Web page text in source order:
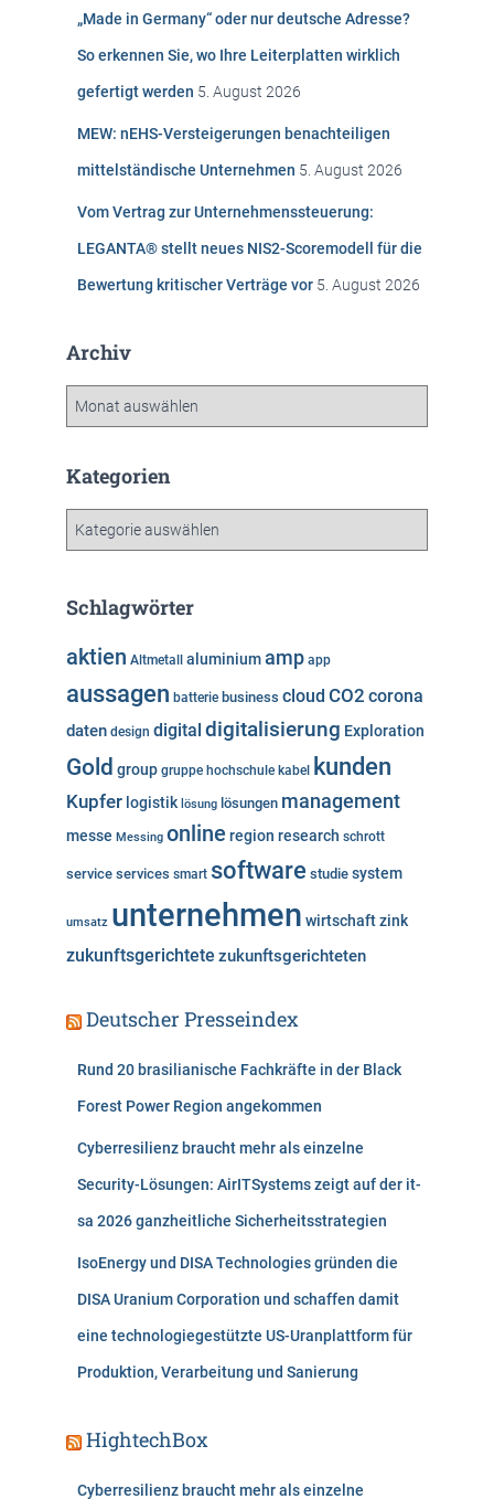
„Made in Germany“ oder nur deutsche Adresse?
So erkennen Sie, wo Ihre Leiterplatten wirklich
gefertigt werden 5. August 2026
MEW: nEHS-Versteigerungen benachteiligen
mittelständische Unternehmen 5. August 2026
Vom Vertrag zur Unternehmenssteuerung:
LEGANTA® stellt neues NIS2-Scoremodell für die
Bewertung kritischer Verträge vor 5. August 2026
Archiv
h
Kategorien
g
r
i
n
Schlagwörter
aktien Altmetall aluminiumamp app
aussagen batterie business cloud CO2 corona
daten design digital digitalisierung Exploration
Gold group gruppe hochschule kabel kunden
Kupfer logistik lösung lösungen management
messe Messing online region research schrott
service services smart software studie system
umsatz unternehmen wirtschaftzink
zukunftsgerichtete zukunftsgerichteten
Deutscher Presseindex
Rund 20 brasilianische Fachkräfte in der Black
Forest Power Region angekommen
Cyberresilienz braucht mehr als einzelne
Security-Lösungen: AirITSystems zeigt auf der it-
sa 2026 ganzheitliche Sicherheitsstrategien
IsoEnergy und DISA Technologies gründen die
DISA Uranium Corporation und schaffen damit
eine technologiegestützte US-Uranplattform für
Produktion, Verarbeitung und Sanierung
HightechBox
Cyberresilienz braucht mehr als einzelne